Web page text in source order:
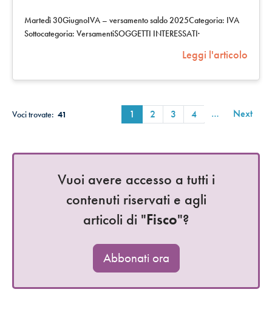
Martedì 30GiugnoIVA – versamento saldo 2025Categoria: IVA
Sottocategoria: VersamentiSOGGETTI INTERESSATI·
Leggi l'articolo
Voci trovate: 41 1 2 3 4 … Next
Vuoi avere accesso a tutti i
contenuti riservati e agli
articoli di "Fisco"?
Abbonati ora